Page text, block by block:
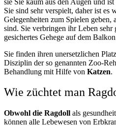
Sie sind sehr verspielt, daher ist es
Gelegenheiten zum Spielen geben,
sind. Sie verbringen ihr Leben sehr
gesichertes Gehege auf dem
Sie finden ihren unersetzlichen
Disziplin der so genannten Zoo-
Behandlung mit Hilfe von Katzen.
Wie züchtet man
Obwohl die Ragdoll als
können alle Lebewesen von